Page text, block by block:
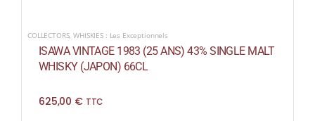
COLLECTORS,WHISKIES : Les Exceptionnels
ISAWA VINTAGE 1983 (25 ANS) 43% SINGLE MALT
WHISKY (JAPON) 66CL
625,00 € TTC